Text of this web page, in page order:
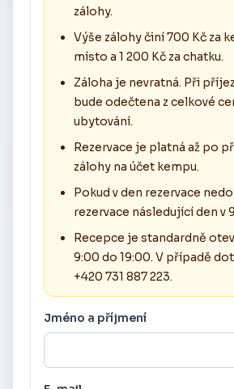
zálohy.
Výše zálohy činí 700 Kč za
místo a 1 200 Kč za chatku.
Záloha je nevratná. Při
bude odečtena z celkové
ubytování.
Rezervace je platná až po
zálohy na účet kempu.
Pokud v den rezervace
rezervace následující den v
Recepce je standardně
9:00 do 19:00. V případě
+420 731 887 223.
Jméno a příjmení